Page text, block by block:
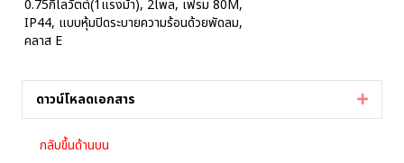
0.75กิโลวัตต์(1แรงม้า), 2โพล, เฟรม 80M,
IP44, แบบหุ้มปิดระบายความร้อนด้วยพัดลม,
คลาส E
ดาวน์โหลดเอกสาร
กลับขึ้นด้านบน